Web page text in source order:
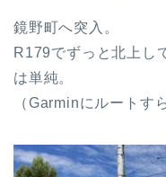
鏡野町へ突入。
R179でずっと北上し
は単純。
（Garminにルートす